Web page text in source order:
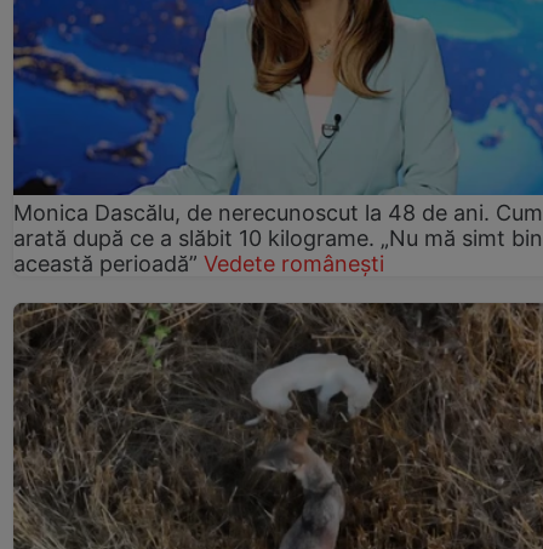
Monica Dascălu, de nerecunoscut la 48 de ani. Cum
arată după ce a slăbit 10 kilograme. „Nu mă simt
această perioadă” Vedete românești